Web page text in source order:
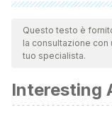
Tutte le fonti citate
team per garantirne
validità. La
Aldridge, S-.
Hemophilia and
Questo testo è
la consultazione con
tuo specialista.
Interesting